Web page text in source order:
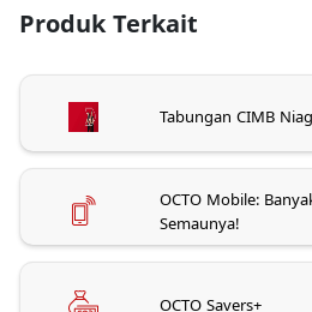
Produk Terkait
Tabungan CIMB
OCTO Mobile:
Semaunya!
OCTO Savers+